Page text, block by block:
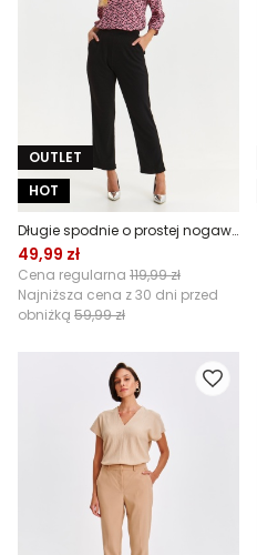
OUTLET
HOT
Długie spodnie o prostej nogawce
49,99 zł
Cena regularna 119,99 zł
Najniższa cena z 30 dni przed
obniżką 59,99 zł